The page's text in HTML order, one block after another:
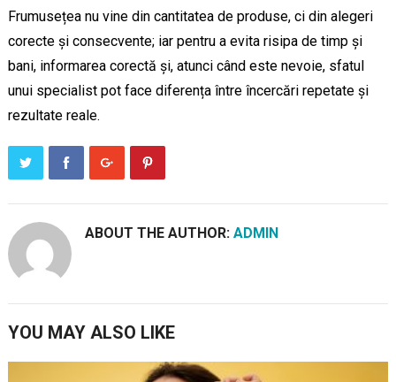
Frumusețea nu vine din cantitatea de produse, ci din alegeri
corecte și consecvente; iar pentru a evita risipa de timp și
bani, informarea corectă și, atunci când este nevoie, sfatul
unui specialist pot face diferența între încercări repetate și
rezultate reale.
ABOUT THE AUTHOR: ADMIN
YOU MAY ALSO LIKE